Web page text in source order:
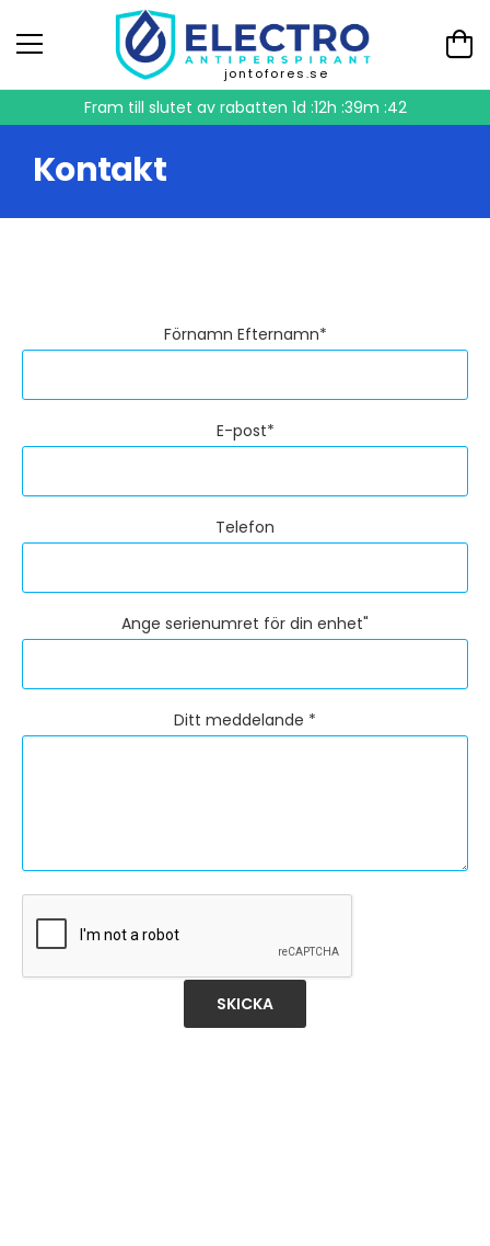
jontofores.se
Fram till slutet av rabatten1d :12h :39m :41
Kontakt
Förnamn Efternamn*
E-post*
Telefon
Ange serienumret för din enhet"
Ditt meddelande *
SKICKA